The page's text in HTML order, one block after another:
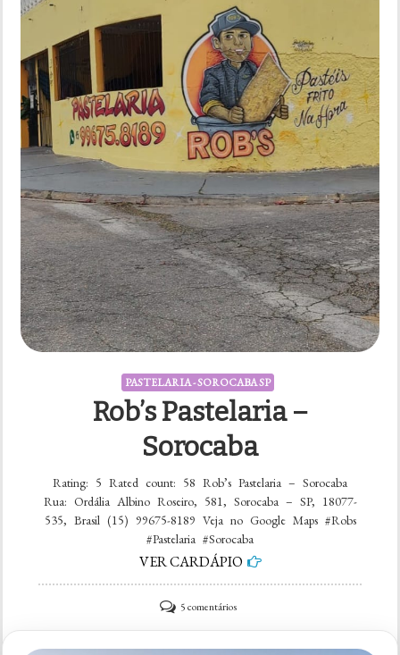
PASTELARIA - SOROCABA SP
Rob’s Pastelaria –
Sorocaba
Rating: 5 Rated count: 58 Rob’s Pastelaria – Sorocaba
Rua: Ordália Albino Roseiro, 581, Sorocaba – SP, 18077-
535, Brasil (15) 99675-8189 Veja no Google Maps #Robs
#Pastelaria #Sorocaba
VER CARDÁPIO
5 comentáriosem
Rob’s